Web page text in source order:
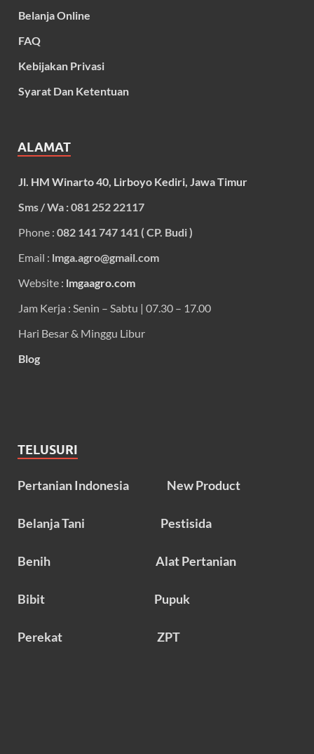
Belanja Online
FAQ
Kebijakan Privasi
Syarat Dan Ketentuan
ALAMAT
Jl. HM Winarto 40, Lirboyo Kediri, Jawa Timur
Sms / Wa : 081 252 22117
Phone : 082 141 747 141 ( CP. Budi )
Email : lmga.agro@gmail.com
Website : lmgaagro.com
Jam Kerja : Senin – Sabtu | 07.30 – 17.00
Hari Besar & Minggu Libur
Blog
TELUSURI
Pertanian Indonesia New Product
Belanja Tani Pestisida
Benih Alat Pertanian
Bibit Pupuk
Perekat ZPT